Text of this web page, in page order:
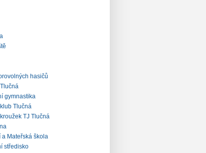
hasičů
gymnastika
Tlučná
TJ Tlučná
a Mateřská škola
středisko